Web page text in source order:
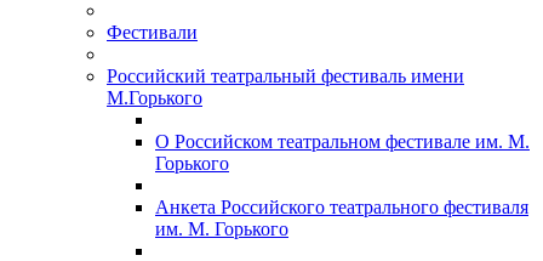
Фестивали
Российский театральный фестиваль имени
М.Горького
О Российском театральном фестивале им. М.
Горького
Анкета Российского театрального фестиваля
им. М. Горького